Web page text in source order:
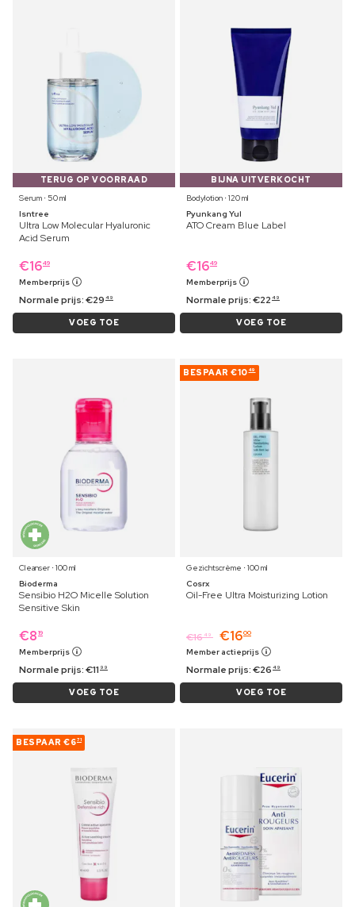
TERUG OP VOORRAAD
Serum ⋅ 50 ml
Isntree
Ultra Low Molecular Hyaluronic
Acid Serum
€1649
Memberprijs
Normale prijs:€29 49
VOEG TOE
BIJNA UITVERKOCHT
Bodylotion ⋅ 120 ml
Pyunkang Yul
ATO Cream Blue Label
€1649
Memberprijs
Normale prijs:€22 49
VOEG TOE
Cleanser ⋅ 100 ml
Bioderma
Sensibio H2O Micelle Solution
Sensitive Skin
€8 19
Memberprijs
Normale prijs:€11 99
VOEG TOE
BESPAAR €10 49
Gezichtscrème ⋅ 100 ml
Cosrx
Oil-Free Ultra Moisturizing Lotion
€16 49 €1600
Member actieprijs
Normale prijs:€26 49
VOEG TOE
BESPAAR €671